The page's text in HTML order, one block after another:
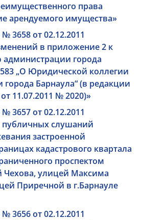
права
арендуемого имущества»
3658 от 02.12.2011
в приложение 2 к
администрации города
„О Юридической коллегии
Барнаула“ (в редакции
11.07.2011 № 2020)»
3657 от 02.12.2011
слушаний
застроенной
кадастрового квартала
проспектом
Чехова, улицей Максима
Приречной в г.Барнауле
3656 от 02.12.2011